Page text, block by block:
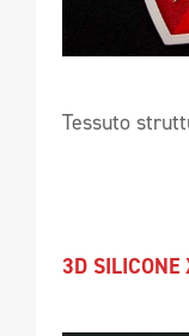
Tessuto
3D SILICONE